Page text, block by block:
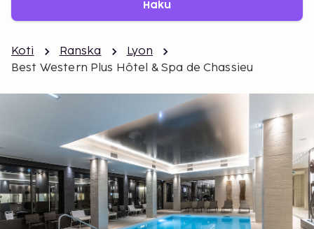
Haku
Koti Ranska
Lyon
Best Western Plus Hôtel & Spa de Chassieu